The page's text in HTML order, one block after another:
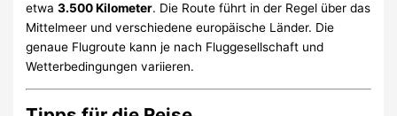
etwa3.500 Kilometer. Die Route führt in der Regel über das
Mittelmeer und verschiedene europäische Länder. Die
genaue Flugroute kann je nach Fluggesellschaft und
Wetterbedingungen variieren.